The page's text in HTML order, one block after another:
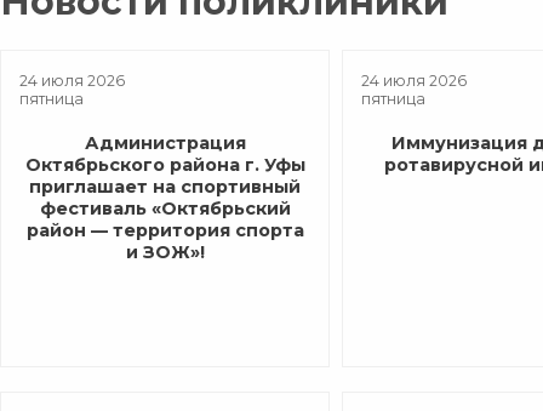
24 июля 2026
пятница
Администрация
Октябрьского района г. Уфы
приглашает на спортивный
фестиваль «Октябрьский
район — территория спорта
и ЗОЖ»!
24 июля 2026
пятница
Иммунизация
ротавирусной